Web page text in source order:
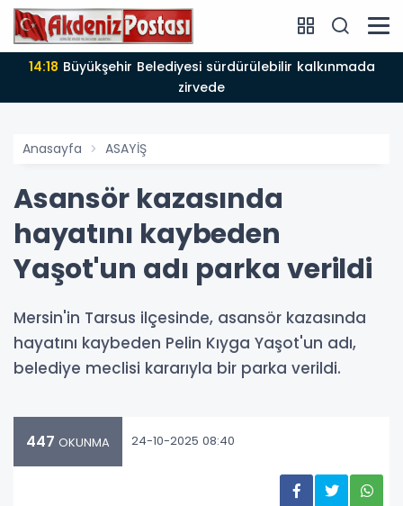
14:18
zirvede
Anasayfa ASAYİŞ
Asansör kazasında
hayatını kaybeden
Yaşot'un adı parka verildi
Mersin'in Tarsus ilçesinde, asansör kazasında
hayatını kaybeden Pelin Kıyga Yaşot'un adı,
belediye meclisi kararıyla bir parka verildi.
447 OKUNMA 24-10-2025 08:40